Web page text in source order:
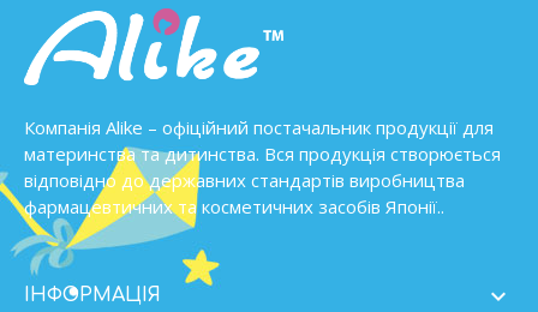
Компанія Alike – офіційний постачальник продукції для
материнства та дитинства. Вся продукція створюється
відповідно до державних стандартів виробництва
фармацевтичних та косметичних засобів Японії..
ІНФОРМАЦІЯ 